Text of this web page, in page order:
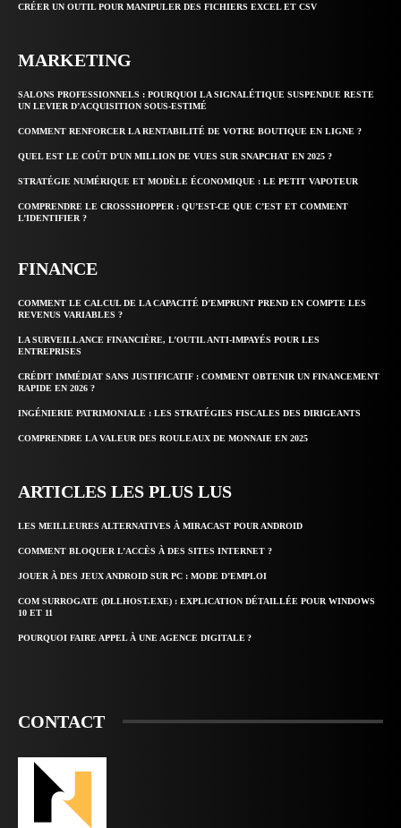
CRÉER UN OUTIL POUR MANIPULER DES FICHIERS EXCEL ET CSV
MARKETING
SALONS PROFESSIONNELS : POURQUOI LA SIGNALÉTIQUE SUSPENDUE RESTE
UN LEVIER D’ACQUISITION SOUS-ESTIMÉ
COMMENT RENFORCER LA RENTABILITÉ DE VOTRE BOUTIQUE EN LIGNE ?
QUEL EST LE COÛT D’UN MILLION DE VUES SUR SNAPCHAT EN 2025 ?
STRATÉGIE NUMÉRIQUE ET MODÈLE ÉCONOMIQUE : LE PETIT VAPOTEUR
COMPRENDRE LE CROSSSHOPPER : QU’EST-CE QUE C’EST ET COMMENT
L’IDENTIFIER ?
FINANCE
COMMENT LE CALCUL DE LA CAPACITÉ D’EMPRUNT PREND EN COMPTE LES
REVENUS VARIABLES ?
LA SURVEILLANCE FINANCIÈRE, L’OUTIL ANTI-IMPAYÉS POUR LES
ENTREPRISES
CRÉDIT IMMÉDIAT SANS JUSTIFICATIF : COMMENT OBTENIR UN FINANCEMENT
RAPIDE EN 2026 ?
INGÉNIERIE PATRIMONIALE : LES STRATÉGIES FISCALES DES DIRIGEANTS
COMPRENDRE LA VALEUR DES ROULEAUX DE MONNAIE EN 2025
ARTICLES LES PLUS LUS
LES MEILLEURES ALTERNATIVES À MIRACAST POUR ANDROID
COMMENT BLOQUER L’ACCÈS À DES SITES INTERNET ?
JOUER À DES JEUX ANDROID SUR PC : MODE D’EMPLOI
COM SURROGATE (DLLHOST.EXE) : EXPLICATION DÉTAILLÉE POUR WINDOWS
10 ET 11
POURQUOI FAIRE APPEL À UNE AGENCE DIGITALE ?
CONTACT